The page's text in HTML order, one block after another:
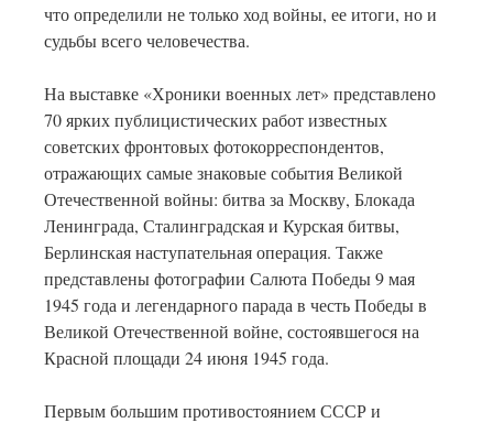
что определили не только ход войны, ее итоги, но и
судьбы всего человечества.
На выставке «Хроники военных лет» представлено
70 ярких публицистических работ известных
советских фронтовых фотокорреспондентов,
отражающих самые знаковые события Великой
Отечественной войны: битва за Москву, Блокада
Ленинграда, Сталинградская и Курская битвы,
Берлинская наступательная операция. Также
представлены фотографии Салюта Победы 9 мая
1945 года и легендарного парада в честь Победы в
Великой Отечественной войне, состоявшегося на
Красной площади 24 июня 1945 года.
Первым большим противостоянием СССР и